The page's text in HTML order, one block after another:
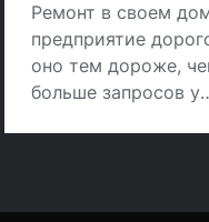
Ремонт в своем
предприятие
оно тем дороже,
больше запросов у